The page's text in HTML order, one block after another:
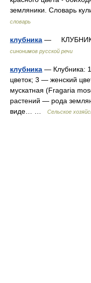
земляники. Словарь
словарь
клубника —
синонимов русской речи
клубника — Клубника:
цветок; 3 — женский
мускатная (Fragaria
растений — рода
виде… …
Сельское